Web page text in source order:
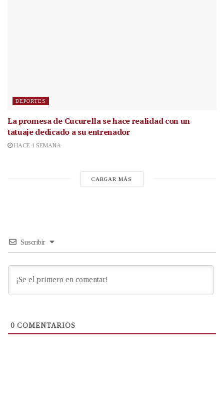
DEPORTES
La promesa de Cucurella se hace realidad con un
tatuaje dedicado a su entrenador
HACE 1 SEMANA
CARGAR MÁS
Suscribir
0 COMENTARIOS